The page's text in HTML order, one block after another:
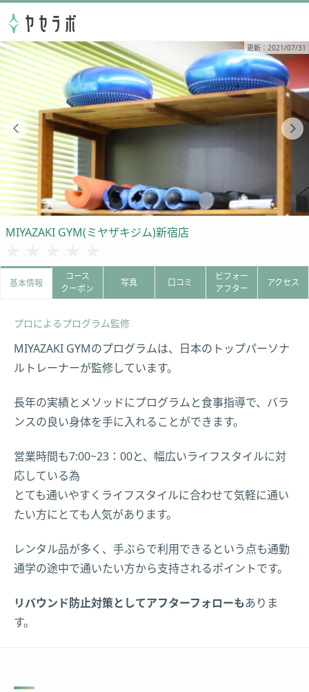
更新：2021/07/31
MIYAZAKI GYM(ミヤザキジム)新宿店
基本情報
コース
クーポン
写真 口コミ
ビフォー
アフター
アクセス
プロによるプログラム監修
MIYAZAKI GYMのプログラムは、日本のトップパーソナ
ルトレーナーが監修しています。
長年の実績とメソッドにプログラムと食事指導で、バラ
ンスの良い身体を手に入れることができます。
営業時間も7:00~23：00と、幅広いライフスタイルに対
応している為
とても通いやすくライフスタイルに合わせて気軽に通い
たい方にとても人気があります。
レンタル品が多く、手ぶらで利用できるという点も通勤
通学の途中で通いたい方から支持されるポイントです。
リバウンド防止対策としてアフターフォローもありま
す。